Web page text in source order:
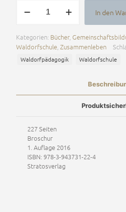
Angaben
Rudolf
Steiners
In den
Alternative:
Kategorien: Bücher,
Waldorfschule, Zusammenleben
Waldorfpädagogik
Waldorfschule
227 Seiten
Broschur
1. Auflage 2016
ISBN: 978-3-943731-22-4
Stratosverlag